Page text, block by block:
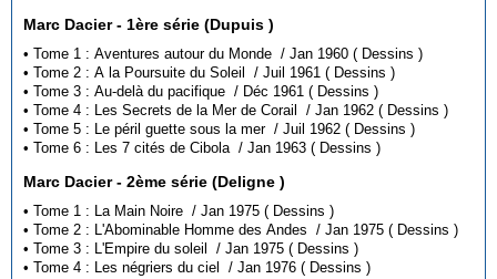
Marc Dacier - 1ère série (Dupuis )
• Tome 1 : Aventures autour du Monde / Jan 1960 ( Dessins )
• Tome 2 : A la Poursuite du Soleil / Juil 1961 ( Dessins )
• Tome 3 : Au-delà du pacifique / Déc 1961 ( Dessins )
• Tome 4 : Les Secrets de la Mer de Corail / Jan 1962 ( Dessins )
• Tome 5 : Le péril guette sous la mer / Juil 1962 ( Dessins )
• Tome 6 : Les 7 cités de Cibola / Jan 1963 ( Dessins )
Marc Dacier - 2ème série (Deligne )
• Tome 1 : La Main Noire / Jan 1975 ( Dessins )
• Tome 2 : L'Abominable Homme des Andes / Jan 1975 ( Dessins )
• Tome 3 : L'Empire du soleil / Jan 1975 ( Dessins )
• Tome 4 : Les négriers du ciel / Jan 1976 ( Dessins )